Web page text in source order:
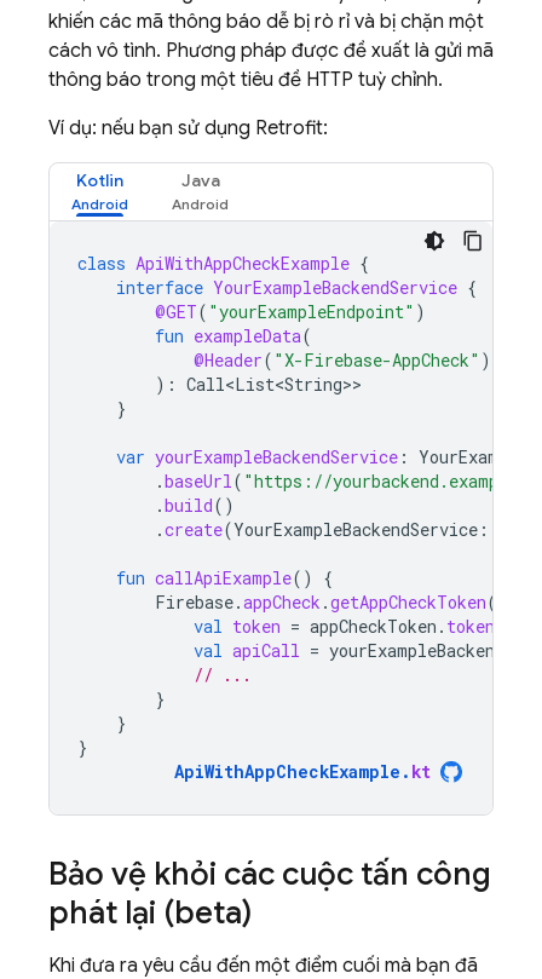
khiến các mã thông báo dễ bị rò rỉ và bị chặn một
cách vô tình. Phương pháp được đề xuất là gửi mã
thông báo trong một tiêu đề HTTP tuỳ chỉnh.
Ví dụ: nếu bạn sử dụng Retrofit:
Kotlin Java
class ApiWithAppCheckExample {
interface YourExampleBackendService {
@GET( "yourExampleEndpoint" )
fun exampleData(
@Header( "X-Firebase-AppCheck" )
): Call<List<String>
}
var yourExampleBackendService :
.baseUrl( "https://
.build()
.create(YourExampleBackendService ::
fun callApiExample()
{
Firebase.appCheck .getAppCheckToken(
val token = appCheckToken . token
val apiCall =
// ...
}
}
}
ApiWithAppCheckExample . kt
Bảo vệ khỏi các cuộc tấn công
phát lại (beta)
Khi đưa ra yêu cầu đến một điểm cuối mà bạn đã